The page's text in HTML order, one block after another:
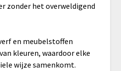
zonder het overweldigend
en meubelstoffen
kleuren, waardoor elke
wijze samenkomt.